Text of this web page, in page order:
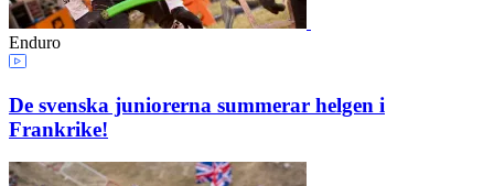
Enduro
De svenska juniorerna summerar helgen i
Frankrike!